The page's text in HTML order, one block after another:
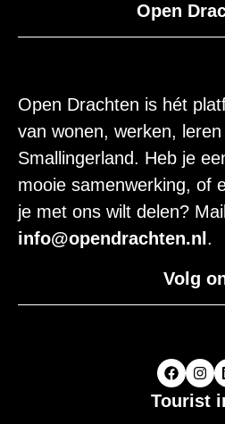
Open
Open Drachten is hét
van wonen, werken,
Smallingerland. Heb je
mooie samenwerking, of
je met ons wilt delen?
info@opendrachten.nl .
Volg
Tourist